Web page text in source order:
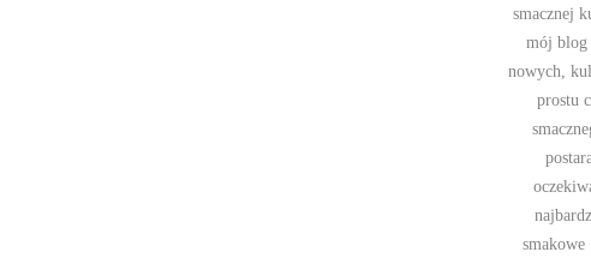
smacznej
mój blog
nowych,
prostu
smakowe